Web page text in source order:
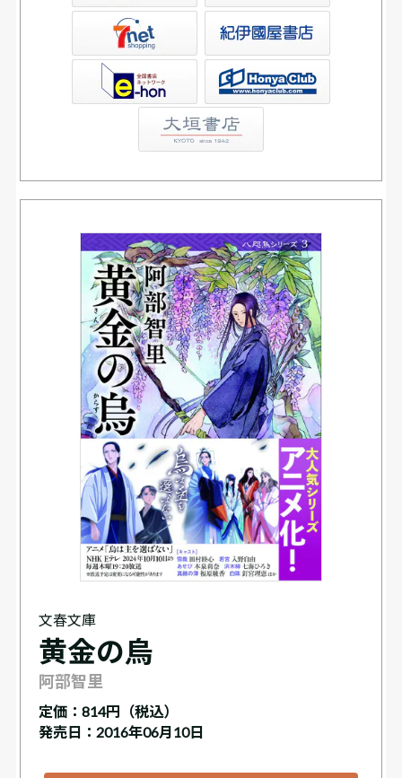
書店ウェブストア
文春文庫
黄金の烏
阿部智里
定価： 814円（税込）
発売日：2016年06月10日